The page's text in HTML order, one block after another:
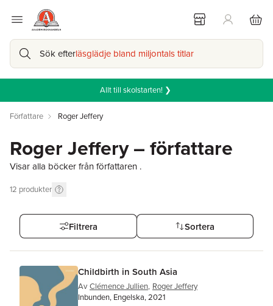
Sök efterläsglädje bland miljontals titlar
Allt till skolstarten! ❯
Författare Roger Jeffery
Roger Jeffery – författare
Visar alla böcker från författaren .
12 produkter
Filtrera Sortera
Childbirth in South Asia
Av Clémence Jullien, Roger Jeffery
Inbunden, Engelska, 2021